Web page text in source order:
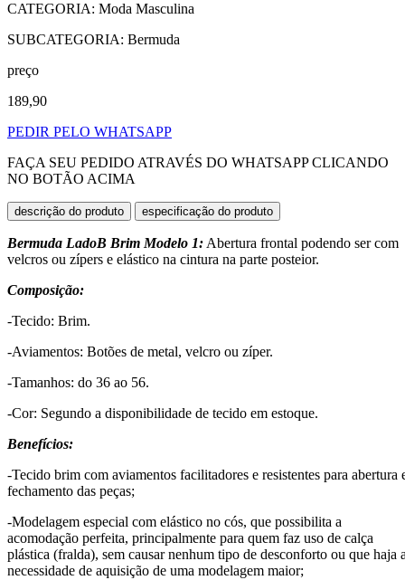
CATEGORIA: Moda Masculina
SUBCATEGORIA: Bermuda
preço
189,90
PEDIR PELO WHATSAPP
FAÇA SEU PEDIDO ATRAVÉS DO WHATSAPP CLICANDO
NO BOTÃO ACIMA
descrição do produto especificação do produto
Bermuda LadoB Brim Modelo 1: Abertura frontal podendo ser com
velcros ou zípers e elástico na cintura na parte posteior.
Composição:
-Tecido: Brim.
-Aviamentos: Botões de metal, velcro ou zíper.
-Tamanhos: do 36 ao 56.
-Cor: Segundo a disponibilidade de tecido em estoque.
Benefícios:
-Tecido brim com aviamentos facilitadores e resistentes para abertura
fechamento das peças;
-Modelagem especial com elástico no cós, que possibilita a
acomodação perfeita, principalmente para quem faz uso de calça
plástica (fralda), sem causar nenhum tipo de desconforto ou que haja
necessidade de aquisição de uma modelagem maior;